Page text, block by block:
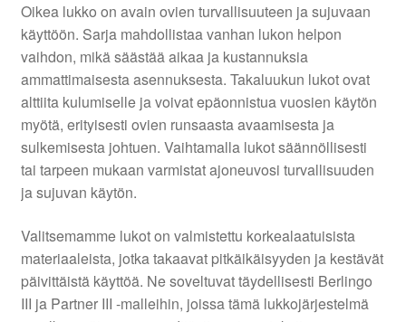
Oikea lukko on avain ovien turvallisuuteen ja sujuvaan
käyttöön. Sarja mahdollistaa vanhan lukon helpon
vaihdon, mikä säästää aikaa ja kustannuksia
ammattimaisesta asennuksesta. Takaluukun lukot ovat
alttiita kulumiselle ja voivat epäonnistua vuosien käytön
myötä, erityisesti ovien runsaasta avaamisesta ja
sulkemisesta johtuen. Vaihtamalla lukot säännöllisesti
tai tarpeen mukaan varmistat ajoneuvosi turvallisuuden
ja sujuvan käytön.
Valitsemamme lukot on valmistettu korkealaatuisista
materiaaleista, jotka takaavat pitkäikäisyyden ja kestävät
päivittäistä käyttöä. Ne soveltuvat täydellisesti Berlingo
III ja Partner III -malleihin, joissa tämä lukkojärjestelmä